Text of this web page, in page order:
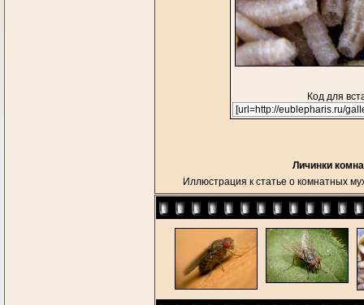
Код для
Личинки
Иллюстрация к статье о комнатных